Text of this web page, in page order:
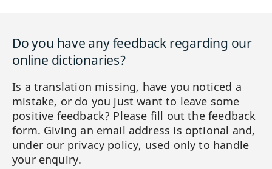
Do you have any feedback regarding our
online dictionaries?
Is a translation missing, have you noticed a
mistake, or do you just want to leave some
positive feedback? Please fill out the feedback
form. Giving an email address is optional and,
under our privacy policy, used only to handle
your enquiry.